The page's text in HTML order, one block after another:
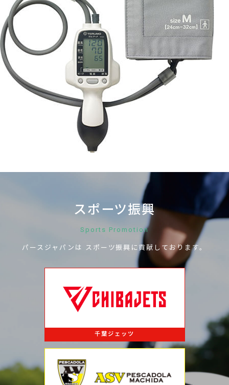
0120-891-224 平日 9:00～17:45
お問い合わせ
スポーツ振興
Sports Promotion
パースジャパンは スポーツ振興に貢献しております。
千葉ジェッツ